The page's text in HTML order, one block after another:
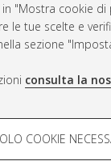
"Mostra cookie di
le tue scelte e
sezione
consulta la
-
COOKIE